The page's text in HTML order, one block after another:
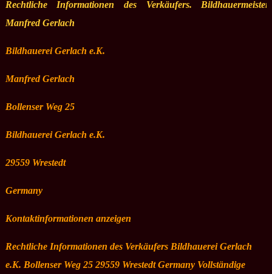
Rechtliche Informationen des Verkäufers. Bildhauermeister
Manfred Gerlach
Bildhauerei Gerlach e.K.
Manfred Gerlach
Bollenser Weg 25
Bildhauerei Gerlach e.K.
29559 Wrestedt
Germany
Kontaktinformationen anzeigen
Rechtliche Informationen des Verkäufers Bildhauerei Gerlach
e.K. Bollenser Weg 25 29559 Wrestedt Germany Vollständige